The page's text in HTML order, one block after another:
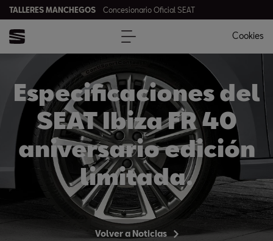
TALLERES MANCHEGOS Concesionario Oficial SEAT
Cookies
Especificaciones del
SEAT Ibiza FR 40
aniversario edición
limitada.
Volver a Noticias